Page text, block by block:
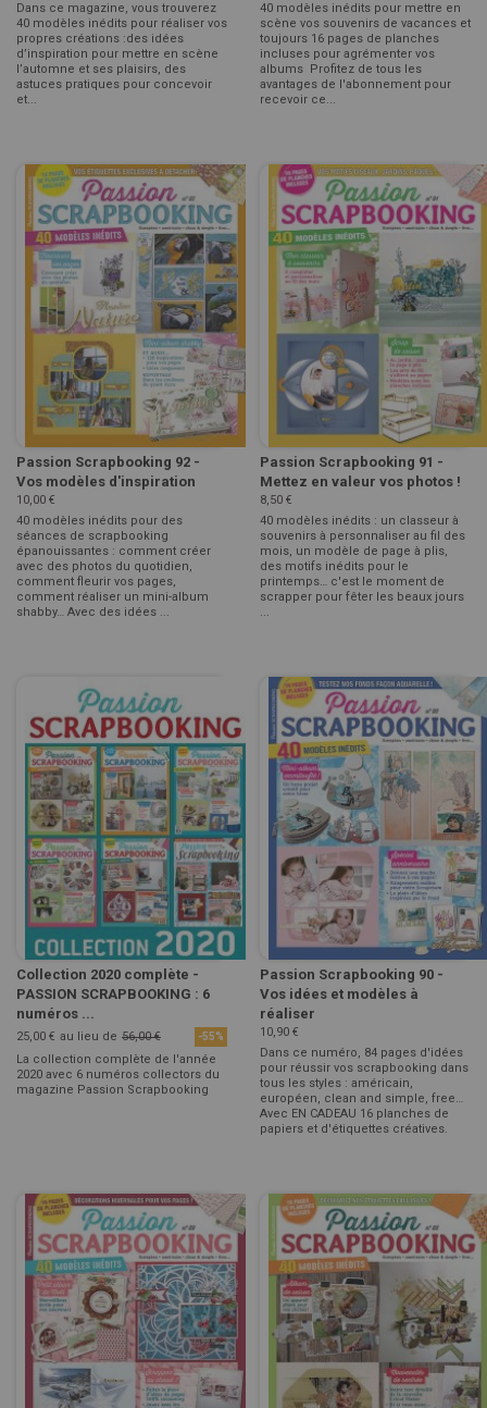
Dans ce magazine, vous trouverez
40 modèles inédits pour réaliser vos
propres créations :des idées
d’inspiration pour mettre en scène
l’automne et ses plaisirs, des
astuces pratiques pour concevoir
et...
40 modèles inédits pour mettre en
scène vos souvenirs de vacances et
toujours 16 pages de planches
incluses pour agrémenter vos
albums Profitez de tous les
avantages de l'abonnement pour
recevoir ce...
Passion Scrapbooking 92 -
Vos modèles d'inspiration
10,00 €
40 modèles inédits pour des
séances de scrapbooking
épanouissantes : comment créer
avec des photos du quotidien,
comment fleurir vos pages,
comment réaliser un mini-album
shabby… Avec des idées ...
Passion Scrapbooking 91 -
Mettez en valeur vos photos !
8,50 €
40 modèles inédits : un classeur à
souvenirs à personnaliser au fil des
mois, un modèle de page à plis,
des motifs inédits pour le
printemps… c'est le moment de
scrapper pour fêter les beaux jours
...
Collection 2020 complète -
PASSION SCRAPBOOKING : 6
numéros ...
25,00 € au lieu de 56,00 € -55%
La collection complète de l'année
2020 avec 6 numéros collectors du
magazine Passion Scrapbooking
Passion Scrapbooking 90 -
Vos idées et modèles à
réaliser
10,90 €
Dans ce numéro, 84 pages d'idées
pour réussir vos scrapbooking dans
tous les styles : américain,
européen, clean and simple, free…
Avec EN CADEAU 16 planches de
papiers et d'étiquettes créatives.